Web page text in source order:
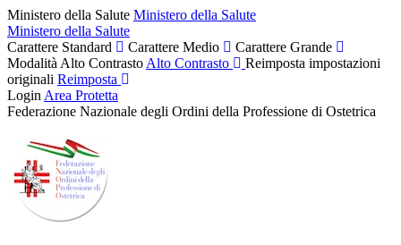
Ministero della Salute Ministero della Salute
Ministero della Salute
Carattere Standard
Carattere Medio
Carattere Grande
Modalità Alto Contrasto Alto Contrasto
Reimposta impostazioni
originali Reimposta
Login Area Protetta
Federazione Nazionale degli Ordini della Professione di Ostetrica